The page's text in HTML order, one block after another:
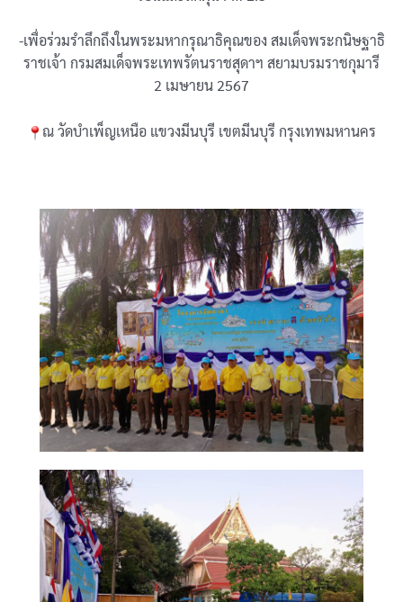
-เพื่อร่วมรำลึกถึงในพระมหากรุณาธิคุณของ สมเด็จพระกนิษฐาธิ
ราชเจ้า กรมสมเด็จพระเทพรัตนราชสุดาฯ สยามบรมราชกุมารี
2 เมษายน 2567
ณ วัดบำเพ็ญเหนือ แขวงมีนบุรี เขตมีนบุรี กรุงเทพมหานคร